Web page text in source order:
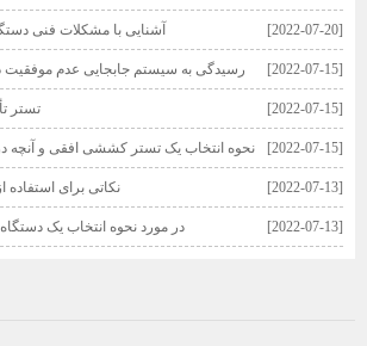
[2022-07-20] آشنایی با مشکلات فنی
[2022-07-15] رسیدگی به سیستم جابجایی عدم
[2022-07-15] تستر
[2022-07-15] نحوه انتخاب یک تستر کششی افقی و آنچه
[2022-07-13] نکاتی برای
[2022-07-13] در مورد نحوه انتخاب یک